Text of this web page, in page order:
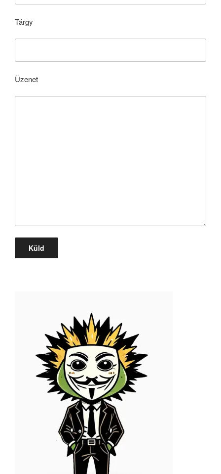
Tárgy
Üzenet